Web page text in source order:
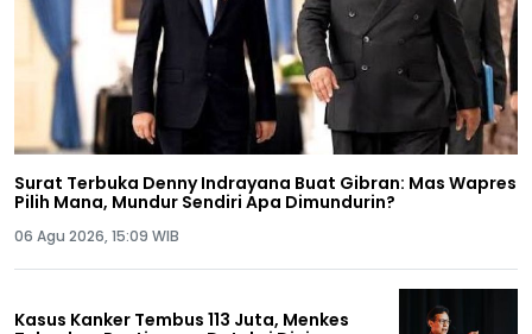
Surat Terbuka Denny Indrayana Buat Gibran: Mas Wapres
Pilih Mana, Mundur Sendiri Apa Dimundurin?
06 Agu 2026, 15:09 WIB
Kasus Kanker Tembus 113 Juta, Menkes